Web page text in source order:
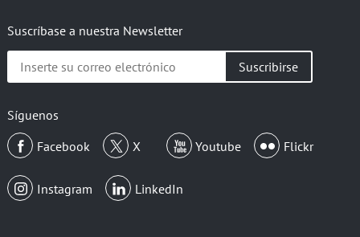
Suscríbase a nuestra Newsletter
electrónico
Síguenos
Facebook
X Youtube Flickr
Instagram LinkedIn